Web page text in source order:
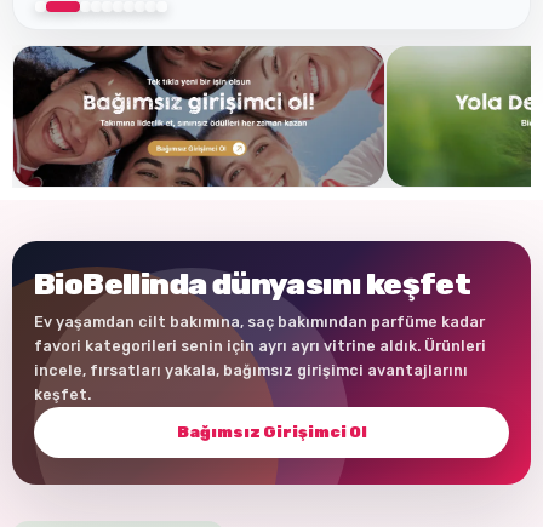
BioBellinda dünyasını keşfet
Ev yaşamdan cilt bakımına, saç bakımından parfüme kadar
favori kategorileri senin için ayrı ayrı vitrine aldık. Ürünleri
incele, fırsatları yakala, bağımsız girişimci avantajlarını
keşfet.
Bağımsız Girişimci Ol